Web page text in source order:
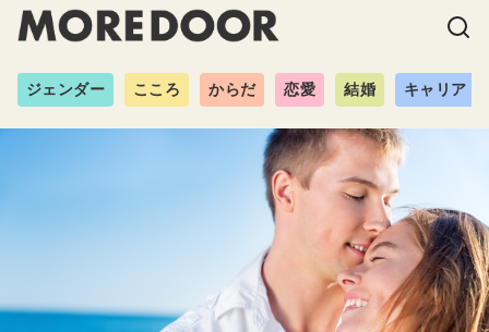
ジェンダー こころ からだ 恋愛 結婚 キャリア